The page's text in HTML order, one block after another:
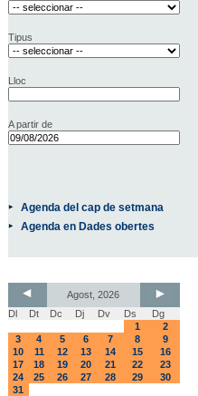
Tipus
Lloc
A partir de
Agenda del cap de setmana
Agenda en Dades obertes
Agost, 2026
Dl
Dt Dc Dj Dv Ds
Dg
1
2
3
4 5 6 7 8
9
10
11 12 13 14 15
16
17
18 19 20 21 22
23
24
25 26 27 28 29
30
31